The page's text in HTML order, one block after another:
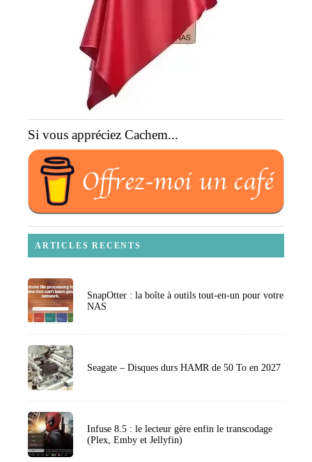
Si vous appréciez Cachem...
ARTICLES RECENTS
SnapOtter : la boîte à outils tout-en-un pour votre
NAS
Seagate – Disques durs HAMR de 50 To en 2027
Infuse 8.5 : le lecteur gère enfin le transcodage
(Plex, Emby et Jellyfin)